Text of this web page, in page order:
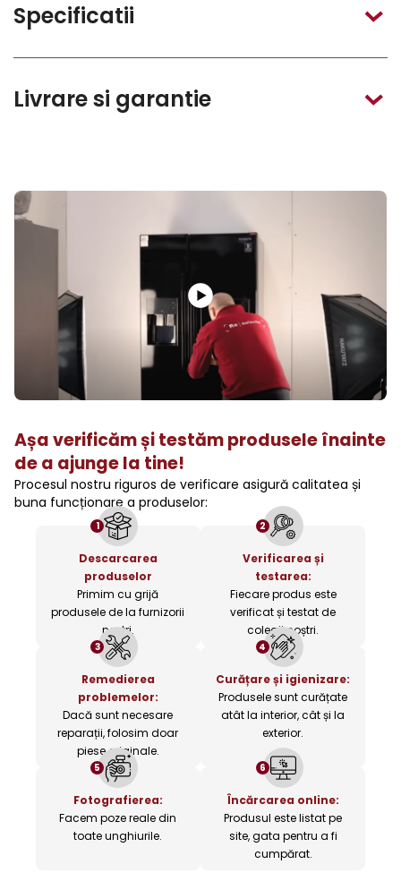
Specificatii
Livrare si garantie
Așa verificăm și testăm produsele înainte
de a ajunge la tine!
Procesul nostru riguros de verificare asigură calitatea și
buna funcționare a produselor:
1
Descarcarea
produselor
Primim cu grijă
produsele de la furnizorii
noștri.
2
Verificarea și
testarea:
Fiecare produs este
verificat și testat de
colegii noștri.
3
Remedierea
problemelor:
Dacă sunt necesare
reparații, folosim doar
piese originale.
4
Curățare și igienizare:
Produsele sunt curățate
atât la interior, cât și la
exterior.
5
Fotografierea:
Facem poze reale din
toate unghiurile.
6
Încărcarea online:
Produsul este listat pe
site, gata pentru a fi
cumpărat.